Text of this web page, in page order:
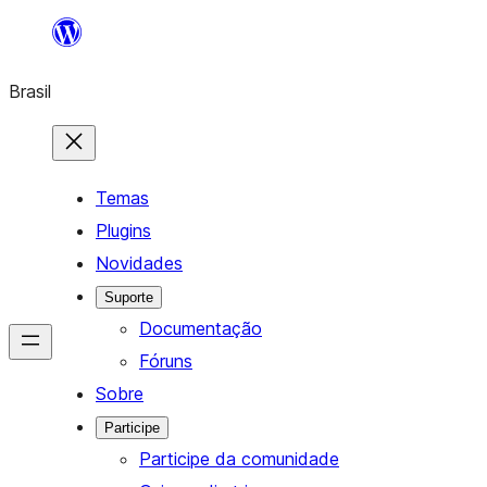
o
conteúdo
Brasil
Temas
Plugins
Novidades
Suporte
Documentação
Fóruns
Sobre
Participe
Participe da comunidade